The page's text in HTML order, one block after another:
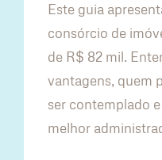
Este guia
consórcio de
de R$ 82 mil.
vantagens, quem
ser contemplado
melhor